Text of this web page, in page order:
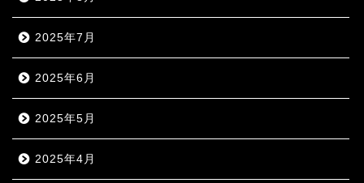
2025年7月
2025年6月
2025年5月
2025年4月